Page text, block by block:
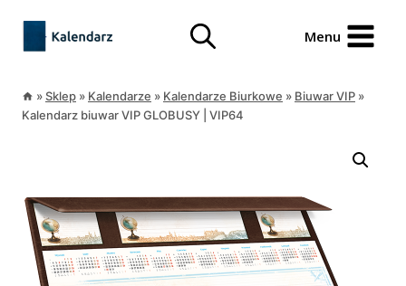
treści
treści
Menu
»Sklep » Kalendarze » Kalendarze Biurkowe » Biuwar VIP »
Kalendarz biuwar VIP GLOBUSY | VIP64